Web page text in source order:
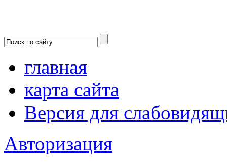
главная
карта сайта
Версия для
Авторизация